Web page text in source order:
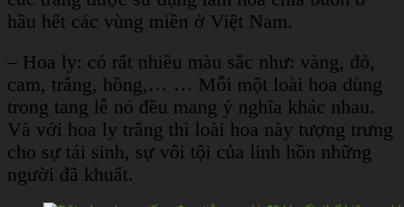
hầu hết các vùng miền ở Việt Nam.
– Hoa ly: có rất nhiều màu sắc như: vàng, đỏ,
cam, trắng, hồng,… … Mỗi một loài hoa dùng
trong tang lễ nó đều mang ý nghĩa khác nhau.
Và với hoa ly trắng thì loài hoa này tượng trưng
cho sự tái sinh, sự vôi tội của linh hồn những
người đã khuất.